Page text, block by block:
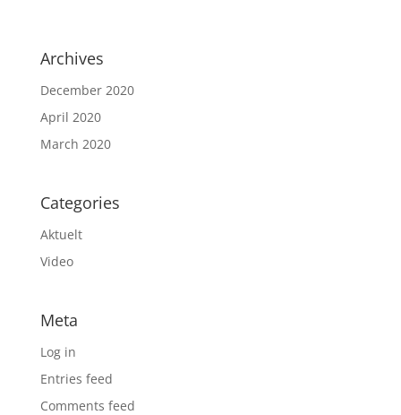
Archives
December 2020
April 2020
March 2020
Categories
Aktuelt
Video
Meta
Log in
Entries feed
Comments feed